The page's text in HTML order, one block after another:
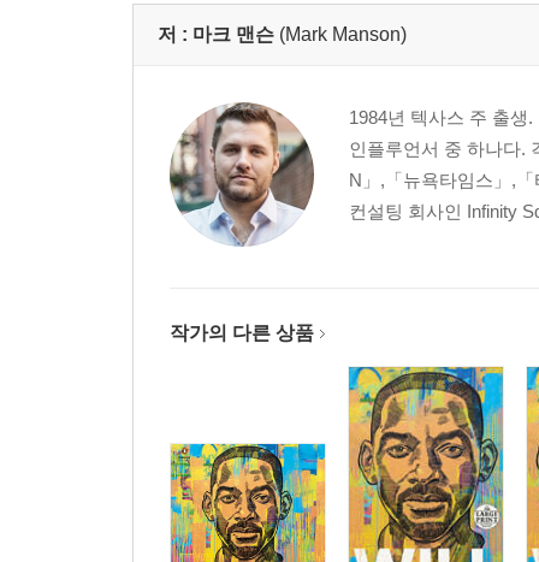
저 : 마크 맨슨 (Mark Manson)
1984년 텍사스 주 출생
인플루언서 중 하나다.
N」,「뉴욕타임스」,
컨설팅 회사인 Infinity
작가의 다른 상품